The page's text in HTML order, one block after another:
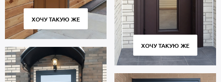
ХОЧУ ТАКУЮ ЖЕ
ХОЧУ ТАКУЮ ЖЕ